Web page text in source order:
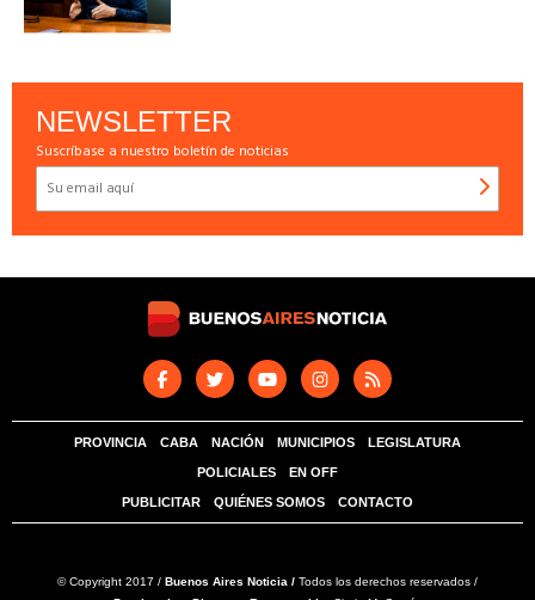
NEWSLETTER
Suscríbase a nuestro boletín de noticias
PROVINCIA CABA NACIÓN MUNICIPIOS LEGISLATURA
POLICIALES EN OFF
PUBLICITAR QUIÉNES SOMOS CONTACTO
© Copyright 2017 / Buenos Aires Noticia / Todos los derechos reservados /